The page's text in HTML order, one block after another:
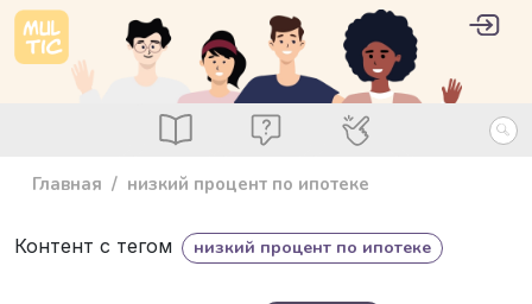
Перейти к основному содержанию
Посты ВопросыСпециалисты
User
Главная низкий процент по ипотеке
Контент с тегом низкий процент по ипотеке